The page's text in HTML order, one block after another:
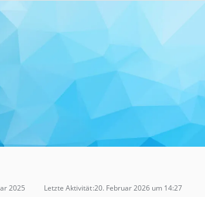
2025 Letzte Aktivität 20. Februar 2026 um 14:27